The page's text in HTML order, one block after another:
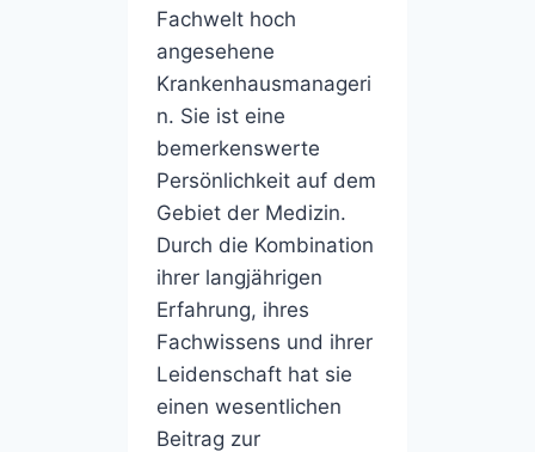
Fachwelt hoch
angesehene
Krankenhausmanageri
n. Sie ist eine
bemerkenswerte
Persönlichkeit auf dem
Gebiet der Medizin.
Durch die Kombination
ihrer langjährigen
Erfahrung, ihres
Fachwissens und ihrer
Leidenschaft hat sie
einen wesentlichen
Beitrag zur